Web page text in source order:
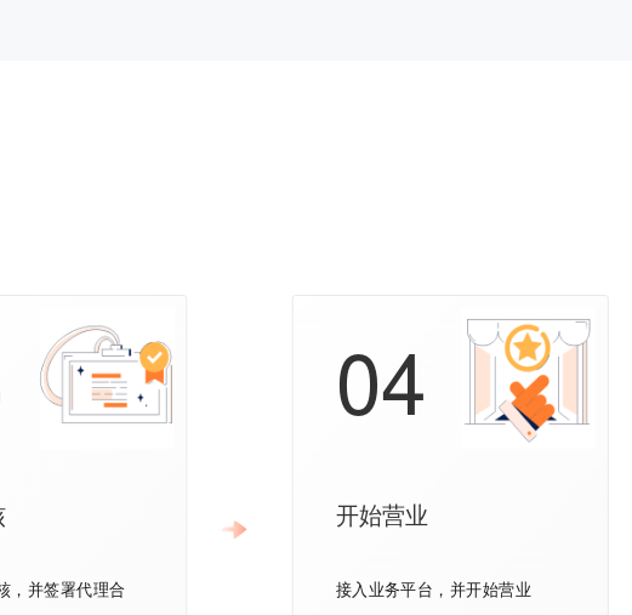
，并签署代理合
04
开始营业
接入业务平台，并开始营业